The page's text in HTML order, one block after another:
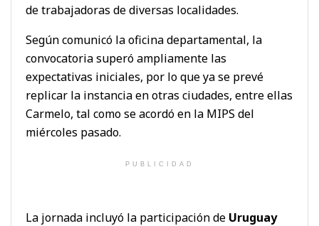
de trabajadoras de diversas localidades.
Según comunicó la oficina departamental, la
convocatoria superó ampliamente las
expectativas iniciales, por lo que ya se prevé
replicar la instancia en otras ciudades, entre ellas
Carmelo, tal como se acordó en la MIPS del
miércoles pasado.
PUBLICIDAD
La jornada incluyó la participación de Uruguay